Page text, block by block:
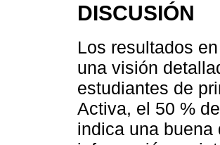
DISCUSIÓN
Los resultados
una visión
estudiantes de
Activa, el 50 %
indica una buena